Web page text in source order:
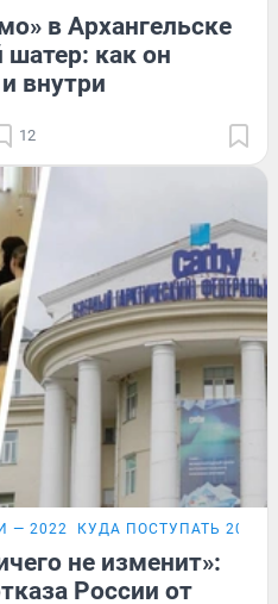
в Архангельске
шатер: как он
внутри
12
— 2022 КУДА ПОСТУПАТЬ 2022
не изменит»:
России от